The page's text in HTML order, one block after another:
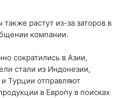
растут из-за заторов в
компании.
сократились в Азии,
стали из Индонезии,
Турции отправляют
в Европу в поисках